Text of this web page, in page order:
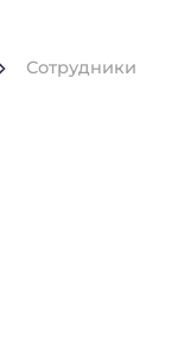
Сотрудники